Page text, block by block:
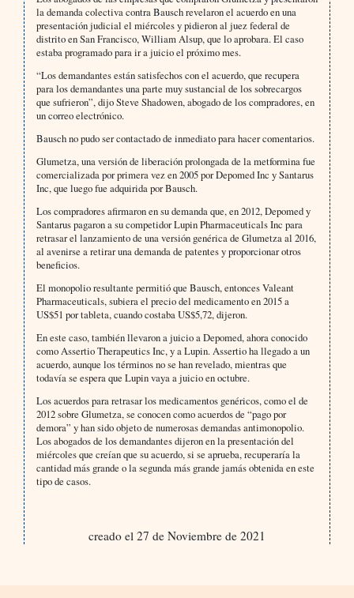
la demanda colectiva contra Bausch revelaron el acuerdo en una
presentación judicial el miércoles y pidieron al juez federal de
distrito en San Francisco, William Alsup, que lo aprobara. El caso
estaba programado para ir a juicio el próximo mes.
“Los demandantes están satisfechos con el acuerdo, que recupera
para los demandantes una parte muy sustancial de los sobrecargos
que sufrieron”, dijo Steve Shadowen, abogado de los compradores, en
un correo electrónico.
Bausch no pudo ser contactado de inmediato para hacer comentarios.
Glumetza, una versión de liberación prolongada de la metformina fue
comercializada por primera vez en 2005 por Depomed Inc y Santarus
Inc, que luego fue adquirida por Bausch.
Los compradores afirmaron en su demanda que, en 2012, Depomed y
Santarus pagaron a su competidor Lupin Pharmaceuticals Inc para
retrasar el lanzamiento de una versión genérica de Glumetza al 2016,
al avenirse a retirar una demanda de patentes y proporcionar otros
beneficios.
El monopolio resultante permitió que Bausch, entonces Valeant
Pharmaceuticals, subiera el precio del medicamento en 2015 a
US$51 por tableta, cuando costaba US$5,72, dijeron.
En este caso, también llevaron a juicio a Depomed, ahora conocido
como Assertio Therapeutics Inc, y a Lupin. Assertio ha llegado a un
acuerdo, aunque los términos no se han revelado, mientras que
todavía se espera que Lupin vaya a juicio en octubre.
Los acuerdos para retrasar los medicamentos genéricos, como el de
2012 sobre Glumetza, se conocen como acuerdos de “pago por
demora” y han sido objeto de numerosas demandas antimonopolio.
Los abogados de los demandantes dijeron en la presentación del
miércoles que creían que su acuerdo, si se aprueba, recuperaría la
cantidad más grande o la segunda más grande jamás obtenida en este
tipo de casos.
creado el 27 de Noviembre de 2021